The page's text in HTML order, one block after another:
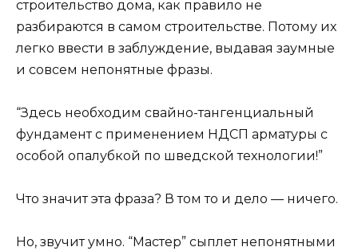
строительство дома, как правило не
разбираются в самом строительстве. Потому их
легко ввести в заблуждение, выдавая заумные
и совсем непонятные фразы.
“Здесь необходим свайно-тангенциальный
фундамент с применением НДСП арматуры с
особой опалубкой по шведской технологии!”
Что значит эта фраза? В том то и дело — ничего.
Но, звучит умно. “Мастер” сыплет непонятными